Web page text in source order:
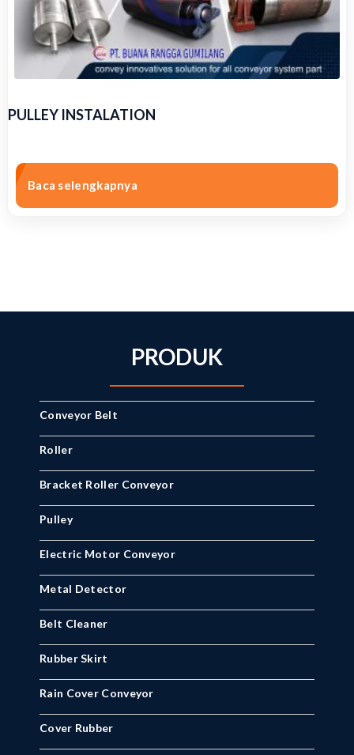
PULLEY INSTALATION
Baca selengkapnya
PRODUK
Conveyor Belt
Roller
Bracket Roller Conveyor
Pulley
Electric Motor Conveyor
Metal Detector
Belt Cleaner
Rubber Skirt
Rain Cover Conveyor
Cover Rubber